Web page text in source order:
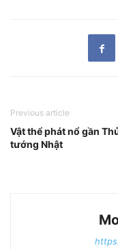
Previous article
Vật thể phát nổ gần
tướng Nhật